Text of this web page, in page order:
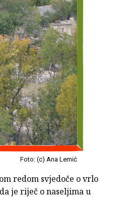
Foto: (c) Ana Lemić
redom svjedoče o vrlo
je riječ o naseljima u